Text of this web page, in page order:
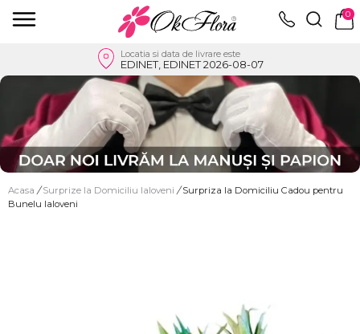
0
Locatia si data de livrare este
EDINET, EDINET 2026-08-07
Acasa / Surprize la Domiciliu Ialoveni / Surpriza la Domiciliu Cadou pentru
Bunelu Ialoveni